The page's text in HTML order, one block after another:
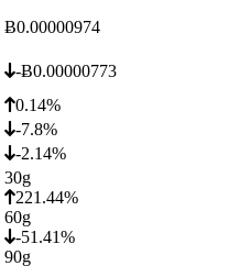
Ƀ0.00000974
-Ƀ0.00000773
0.14%
-7.8%
-2.14%
30g
221.44%
60g
-51.41%
90g